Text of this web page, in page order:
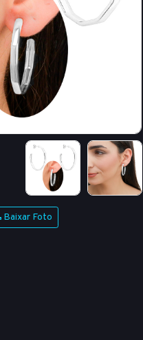
Baixar Foto